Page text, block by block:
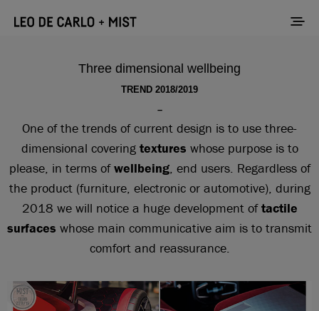
Three dimensional wellbeing
TREND 2018/2019
–
One of the trends of current design is to use three-
dimensional covering textures whose purpose is to
please, in terms ofwellbeing, end users. Regardless of
the product (furniture, electronic or automotive), during
2018 we will notice a huge development oftactile
surfaces whose main communicative aim is to transmit
comfort and reassurance.